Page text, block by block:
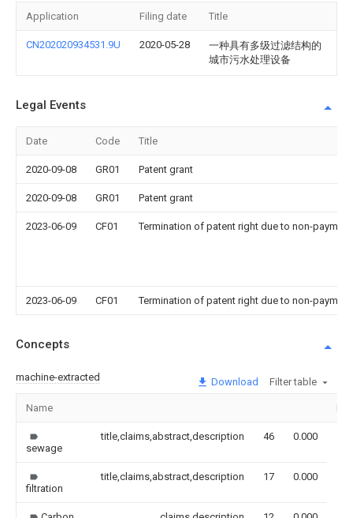
Application Filing date Title
CN202020934531.9U 2020-05-28
一种具有多级过滤结构的
城市污水处理设备
Legal Events
Date Code Title
2020-09-08 GR01 Patent grant
2020-09-08 GR01 Patent grant
2023-06-09 CF01 Termination of patent right due to non-
2023-06-09 CF01 Termination of patent right due to non-
Concepts
machine-extracted Download Filter table
Name
sewage
title,claims,abstract,description 46 0.000
filtration
title,claims,abstract,description 17 0.000